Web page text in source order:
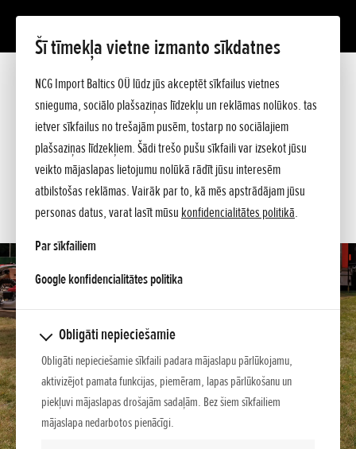
Šī tīmekļa vietne izmanto sīkdatnes
NCG Import Baltics OÜ lūdz jūs akceptēt sīkfailus vietnes
snieguma, sociālo plašsaziņas līdzekļu un reklāmas nolūkos. tas
ietver sīkfailus no trešajām pusēm, tostarp no sociālajiem
plašsaziņas līdzekļiem. Šādi trešo pušu sīkfaili var izsekot jūsu
veikto mājaslapas lietojumu nolūkā rādīt jūsu interesēm
atbilstošas reklāmas. Vairāk par to, kā mēs apstrādājam jūsu
personas datus, varat lasīt mūsu konfidencialitātes politikā.
Par sīkfailiem
Google konfidencialitātes politikaopens in a new tab
Obligāti nepieciešamie
Obligāti nepieciešamie sīkfaili padara mājaslapu pārlūkojamu,
aktivizējot pamata funkcijas, piemēram, lapas pārlūkošanu un
piekļuvi mājaslapas drošajām sadaļām. Bez šiem sīkfailiem
mājaslapa nedarbotos pienācīgi.
Prezentācija
Tehniskie dati
Cenrādis
Jautājiet sīkāku informāciju
PIEDĀVĀJUMS
SERVISA LAIKS
KONTAKTI